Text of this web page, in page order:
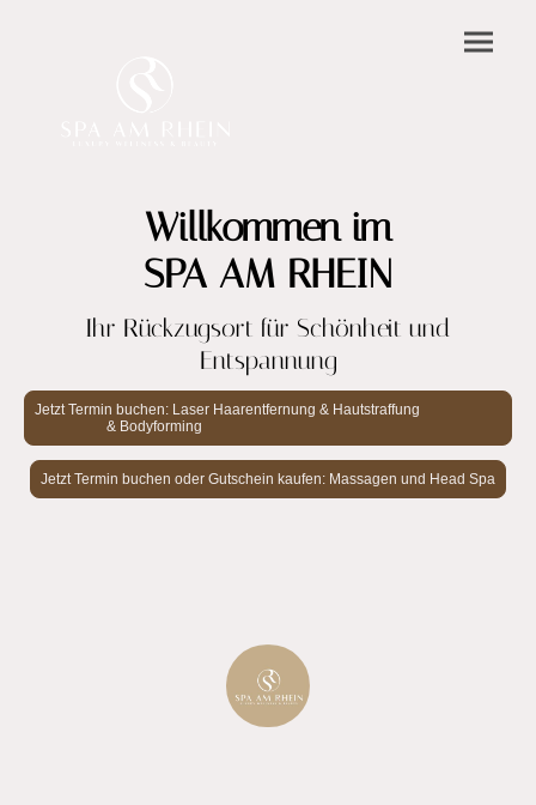
Willkommen im
SPA AM RHEIN
Ihr Rückzugsort für Schönheit und
Entspannung
Jetzt Termin buchen: Laser Haarentfernung & Hautstraffung
& Bodyforming
Jetzt Termin buchen oder Gutschein kaufen: Massagen und Head Spa